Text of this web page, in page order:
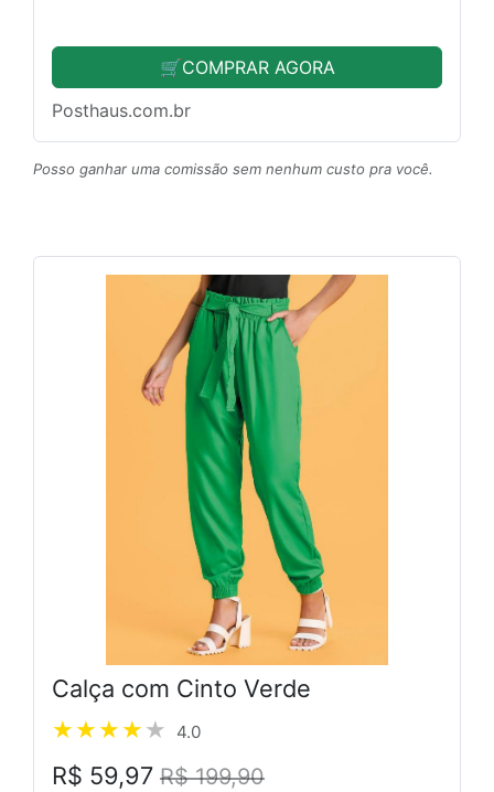
🛒COMPRAR AGORA
Posthaus.com.br
Posso ganhar uma comissão sem nenhum custo pra você.
Calça com Cinto Verde
4.0
R$ 59,97 R$ 199,90